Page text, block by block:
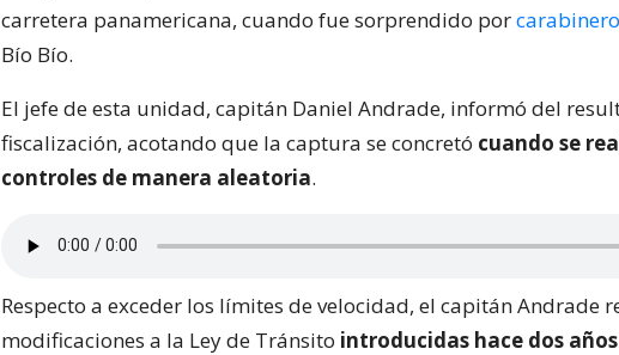
carretera panamericana, cuando fue sorprendido por
Bío Bío.
El jefe de esta unidad, capitán Daniel Andrade, informó del
fiscalización, acotando que la captura se concretó cuando se
controles de manera aleatoria.
Respecto a exceder los límites de velocidad, el capitán Andrade
modificaciones a la Ley de Tránsito introducidas hace dos años